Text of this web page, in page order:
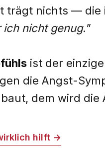
trägt nichts — die
ich nicht genug."
ist der
die Angst-
dem wird die
hilft →